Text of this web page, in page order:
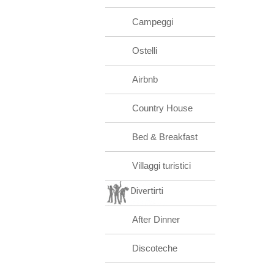
Campeggi
Ostelli
Airbnb
Country House
Bed & Breakfast
Villaggi turistici
Divertirti
After Dinner
Discoteche